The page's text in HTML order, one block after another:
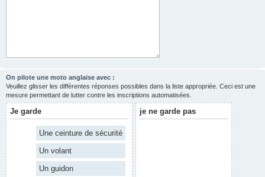
On pilote une moto anglaise avec :
Veuillez glisser les différentes réponses possibles dans la liste appropriée. Ceci est une
mesure permettant de lutter contre les inscriptions automatisées.
Je garde
Une ceinture de sécurité
Un volant
Un guidon
je ne garde pas